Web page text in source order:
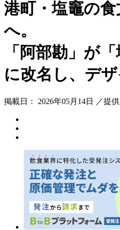
港町・塩竈の
「阿部勘」が
に改名し、デザ
掲載日： 2026年05月14日 ／提